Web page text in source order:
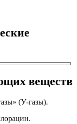
веществ
(У-газы).